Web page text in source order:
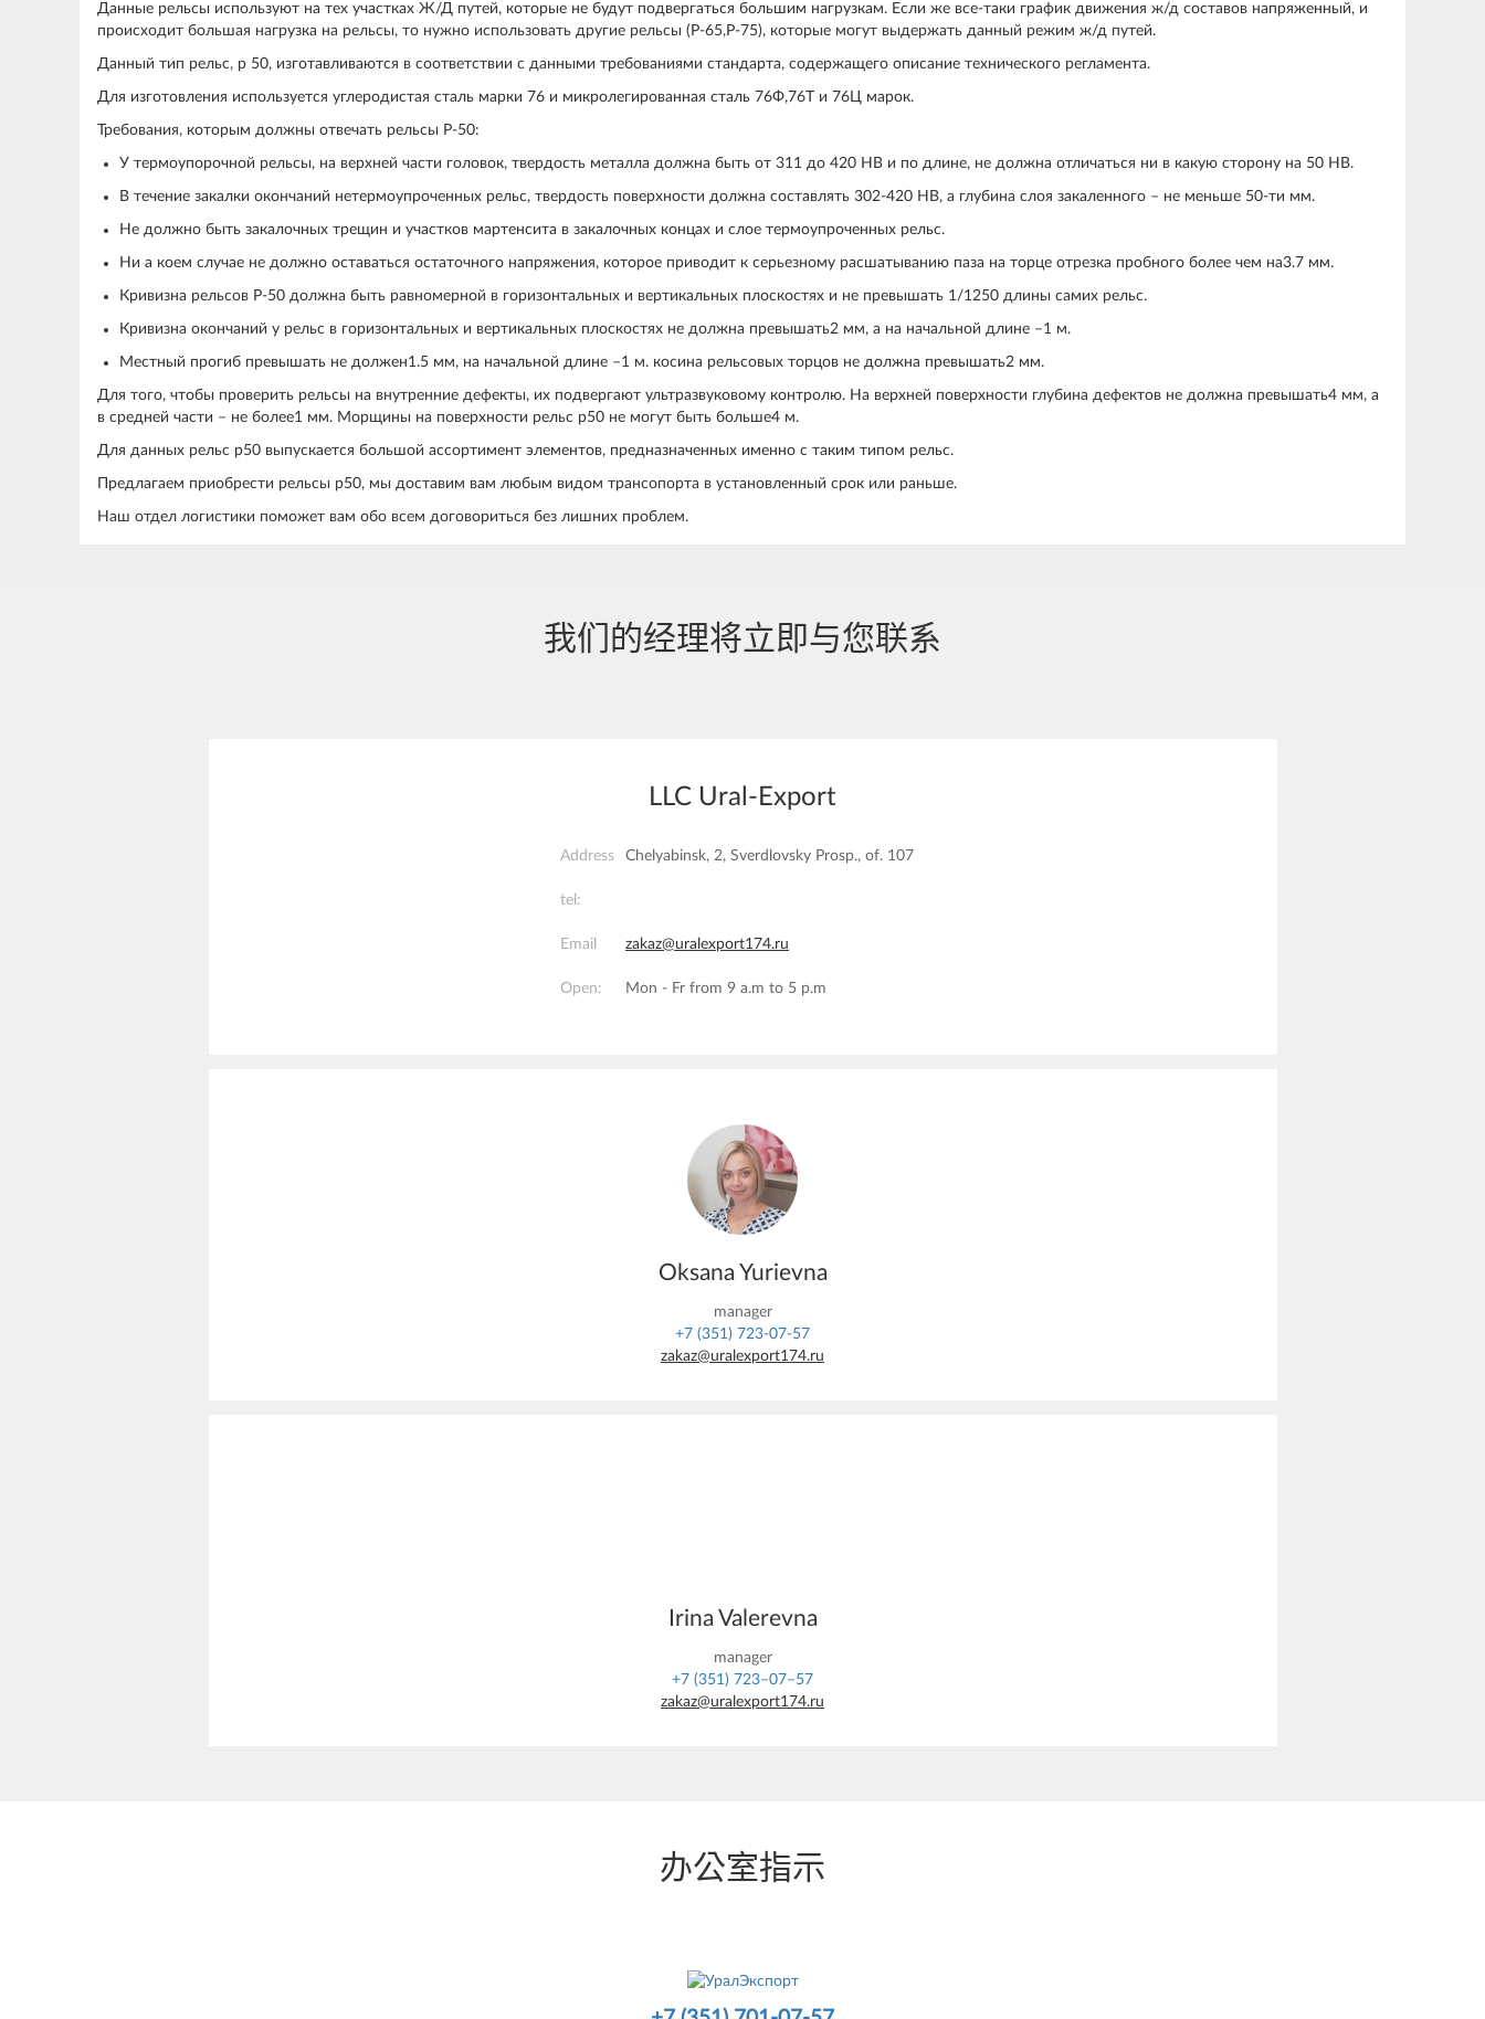
Данные рельсы используют на тех участках Ж/Д путей, которые не будут подвергаться большим нагрузкам. Если же все-таки график движения ж/д составов напряженный, и
происходит большая нагрузка на рельсы, то нужно использовать другие рельсы (Р-65,Р-75), которые могут выдержать данный режим ж/д путей.
Данный тип рельс, р 50, изготавливаются в соответствии с данными требованиями стандарта, содержащего описание технического регламента.
Для изготовления используется углеродистая сталь марки 76 и микролегированная сталь 76Ф,76Т и 76Ц марок.
Требования, которым должны отвечать рельсы Р-50:
У термоупорочной рельсы, на верхней части головок, твердость металла должна быть от 311 до 420 НВ и по длине, не должна отличаться ни в какую сторону на 50 НВ.
В течение закалки окончаний нетермоупроченных рельс, твердость поверхности должна составлять 302-420 НВ, а глубина слоя закаленного – не меньше 50-ти мм.
Не должно быть закалочных трещин и участков мартенсита в закалочных концах и слое термоупроченных рельс.
Ни а коем случае не должно оставаться остаточного напряжения, которое приводит к серьезному расшатыванию паза на торце отрезка пробного более чем на3.7 мм.
Кривизна рельсов Р-50 должна быть равномерной в горизонтальных и вертикальных плоскостях и не превышать 1/1250 длины самих рельс.
Кривизна окончаний у рельс в горизонтальных и вертикальных плоскостях не должна превышать2 мм, а на начальной длине –1 м.
Местный прогиб превышать не должен1.5 мм, на начальной длине –1 м. косина рельсовых торцов не должна превышать2 мм.
Для того, чтобы проверить рельсы на внутренние дефекты, их подвергают ультразвуковому контролю. На верхней поверхности глубина дефектов не должна превышать4 мм, а
в средней части – не более1 мм. Морщины на поверхности рельс р50 не могут быть больше4 м.
Для данных рельс р50 выпускается большой ассортимент элементов, предназначенных именно с таким типом рельс.
Предлагаем приобрести рельсы р50, мы доставим вам любым видом трансопорта в установленный срок или раньше.
Наш отдел логистики поможет вам обо всем договориться без лишних проблем.
我们的经理将立即与您联系
LLC Ural-Export
Address Chelyabinsk, 2, Sverdlovsky Prosp., of. 107
tel:
Email zakaz@uralexport174.ru
Open: Mon - Fr from 9 a.m to 5 p.m
Oksana Yurievna
manager
+7 (351) 723-07-57
zakaz@uralexport174.ru
Irina Valerevna
manager
+7 (351) 723–07–57
zakaz@uralexport174.ru
办公室指示